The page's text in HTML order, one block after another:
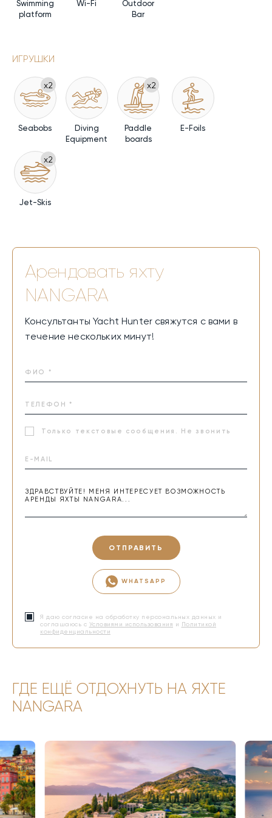
Swimming
platform
Wi-Fi
Outdoor
Bar
ИГРУШКИ
x2
Seabobs
Diving
Equipment
x2
Paddle
boards
E-Foils
x2
Jet-Skis
Арендовать яхту
NANGARA
Консультанты Yacht Hunter свяжутся с вами в
течение нескольких минут!
Только текстовые сообщения. Не звонить
ОТПРАВИТЬ
WHATSAPP
Я даю согласие на обработку персональных данных и
соглашаюсь с Условиями использования и Политикой
конфиденциальности
ГДЕ ЕЩЁ ОТДОХНУТЬ НА ЯХТЕ
NANGARA